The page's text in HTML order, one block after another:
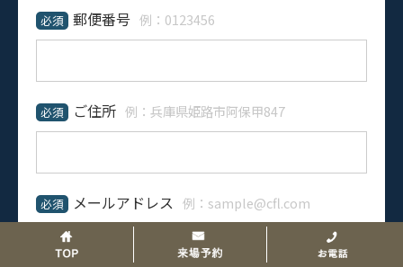
必須 郵便番号 例：0123456
必須 ご住所 例：兵庫県姫路市阿保甲847
必須 メールアドレス 例：sample@cfl.com